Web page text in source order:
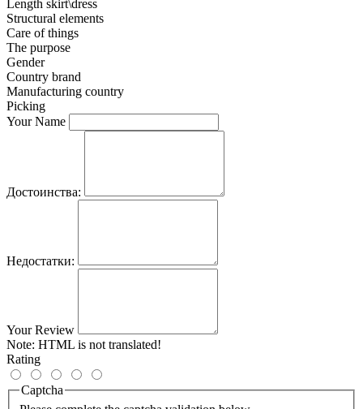
Length skirt\dress
Structural elements
Care of things
The purpose
Gender
Country brand
Manufacturing country
Picking
Your Name
Достоинства:
Недостатки:
Your Review
Note: HTML is not translated!
Rating
Captcha